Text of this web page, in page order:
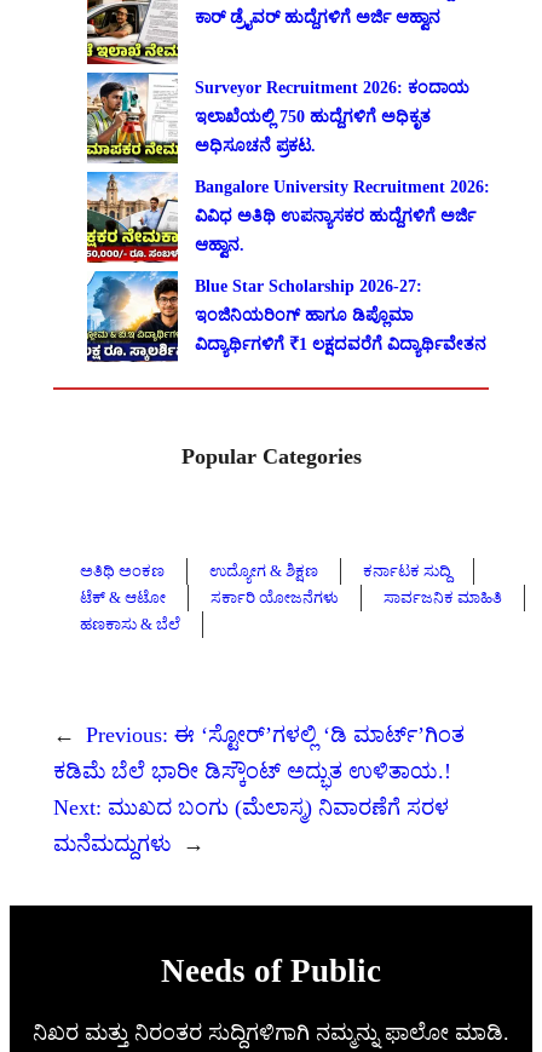
ಕಾರ್ ಡ್ರೈವರ್ ಹುದ್ದೆಗಳಿಗೆ ಅರ್ಜಿ ಆಹ್ವಾನ
Surveyor Recruitment 2026: ಕಂದಾಯ
ಇಲಾಖೆಯಲ್ಲಿ 750 ಹುದ್ದೆಗಳಿಗೆ ಅಧಿಕೃತ
ಅಧಿಸೂಚನೆ ಪ್ರಕಟ.
Bangalore University Recruitment 2026:
ವಿವಿಧ ಅತಿಥಿ ಉಪನ್ಯಾಸಕರ ಹುದ್ದೆಗಳಿಗೆ ಅರ್ಜಿ
ಆಹ್ವಾನ.
Blue Star Scholarship 2026-27:
ಇಂಜಿನಿಯರಿಂಗ್ ಹಾಗೂ ಡಿಪ್ಲೊಮಾ
ವಿದ್ಯಾರ್ಥಿಗಳಿಗೆ ₹1 ಲಕ್ಷದವರೆಗೆ ವಿದ್ಯಾರ್ಥಿವೇತನ
Popular Categories
ಅತಿಥಿ ಅಂಕಣ ಉದ್ಯೋಗ & ಶಿಕ್ಷಣ
ಕರ್ನಾಟಕ ಸುದ್ದಿ
ಟೆಕ್ & ಆಟೋ
ಸರ್ಕಾರಿ ಯೋಜನೆಗಳು
ಸಾರ್ವಜನಿಕ ಮಾಹಿತಿ
ಹಣಕಾಸು & ಬೆಲೆ
← Previous: ಈ ‘ಸ್ಟೋರ್’ಗಳಲ್ಲಿ ‘ಡಿ ಮಾರ್ಟ್’ಗಿಂತ
ಕಡಿಮೆ ಬೆಲೆ ಭಾರೀ ಡಿಸ್ಕೌಂಟ್ ಅದ್ಭುತ ಉಳಿತಾಯ.!
Next: ಮುಖದ ಬಂಗು (ಮೆಲಾಸ್ಮ) ನಿವಾರಣೆಗೆ ಸರಳ
ಮನೆಮದ್ದುಗಳು
→
Needs of Public
ನಿಖರ ಮತ್ತು ನಿರಂತರ ಸುದ್ದಿಗಳಿಗಾಗಿ ನಮ್ಮನ್ನು ಫಾಲೋ ಮಾಡಿ.